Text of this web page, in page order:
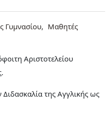
Γυμνασίου
Μαθητές
Αριστοτελείου
της Αγγλικής ως